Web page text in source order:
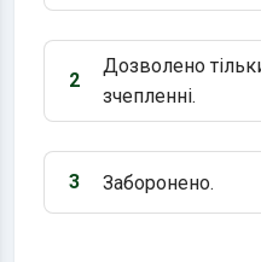
Варіант 2:
2
Дозволено
зчепленні.
Варіант 3:
3 Заборонено.